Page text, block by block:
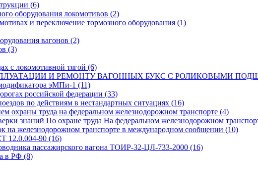
(6)
оборудования локомотивов (2)
и переключение тормозного оборудования (1)
вагонов (2)
(3)
с локомотивной тягой (6)
И РЕМОНТУ ВАГОННЫХ БУКС С РОЛИКОВЫМИ
эМПи-1 (11)
российской федерации (33)
по действиям в нестандартных ситуациях (16)
охраны труда на федеральном железнодорожном транспорте (4)
знаний По охране труда На федеральном железнодорожном
на железнодорожном транспорте в международном сообщении (10)
12.0.004-90 (16)
пассажирского вагона ТОИР-32-ЦЛ-733-2000 (16)
в РФ (8)